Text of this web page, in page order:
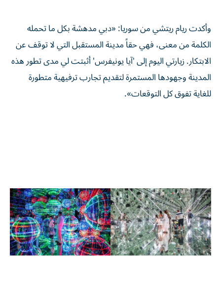
وأكدت ريام ريتشي من سوريا: «دبي مدهشة بكل ما تحمله
الكلمة من معنى، فهي حقاً مدينة المستقبل التي لا توقف عن
الابتكار. زيارتي اليوم إلى 'آيا يونيفرس' أثبتت لي مدى تطور هذه
المدينة وجهودها المستمرة لتقديم تجارب ترفيهية متطورة
للغاية تفوق كل التوقعات».